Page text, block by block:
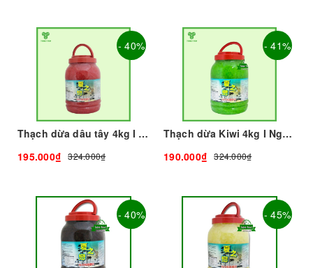
- 40%
Thạch dừa dâu tây 4kg I Nguyên Liệu Pha Chế - Tobee Food
195.000₫
324.000₫
- 41%
Thạch dừa Kiwi 4kg I Nguyên Liệu Pha Chế - Tobee Food
190.000₫
324.000₫
- 40% - 45%